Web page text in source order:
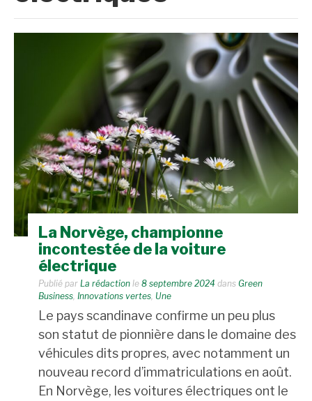
La Norvège, championne
incontestée de la voiture
électrique
Publié par La rédaction le 8 septembre 2024 dans Green
Business Innovations vertes Une
Le pays scandinave confirme un peu plus
son statut de pionnière dans le domaine des
véhicules dits propres, avec notamment un
nouveau record d’immatriculations en août.
En Norvège, les voitures électriques ont le